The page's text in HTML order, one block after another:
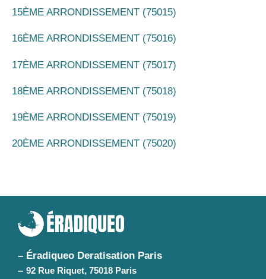
15ÈME ARRONDISSEMENT (75015)
16ÈME ARRONDISSEMENT (75016)
17ÈME ARRONDISSEMENT (75017)
18ÈME ARRONDISSEMENT (75018)
19ÈME ARRONDISSEMENT (75019)
20ÈME ARRONDISSEMENT (75020)
– Éradiqueo Deratisation Paris
– 92 Rue Riquet, 75018 Paris